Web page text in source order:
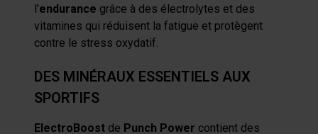
l'endurance grâce à des électrolytes et des
vitamines qui réduisent la fatigue et protègent
contre le stress oxydatif.
DES MINÉRAUX ESSENTIELS AUX
SPORTIFS
ElectroBoost de Punch Power contient des